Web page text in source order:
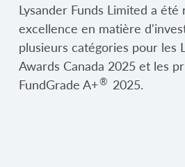
Lysander Funds Limited a
excellence en matière
plusieurs catégories pour les
Awards Canada 2025 et les
FundGrade A+® 2025.